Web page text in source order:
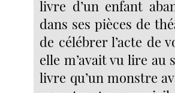
livre d’un enfant
dans ses pièces de
de célébrer l’acte de
elle m’avait vu lire au
livre qu’un monstre